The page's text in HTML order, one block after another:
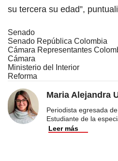
su tercera su edad”,
Senado
Senado República Colombia
Cámara Representantes
Cámara
Ministerio del Interior
Reforma
Maria Alejandra
Periodista egresada
Estudiante de la
Leer más